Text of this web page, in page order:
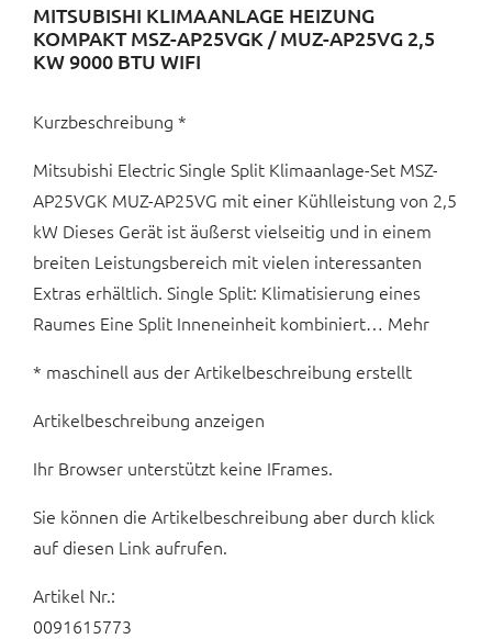
MITSUBISHI KLIMAANLAGE HEIZUNG
KOMPAKT MSZ-AP25VGK / MUZ-AP25VG 2,5
KW 9000 BTU WIFI
Kurzbeschreibung *
Mitsubishi Electric Single Split Klimaanlage-Set MSZ-
AP25VGK MUZ-AP25VG mit einer Kühlleistung von 2,5
kW Dieses Gerät ist äußerst vielseitig und in einem
breiten Leistungsbereich mit vielen interessanten
Extras erhältlich. Single Split: Klimatisierung eines
Raumes Eine Split Inneneinheit kombiniert… Mehr
* maschinell aus der Artikelbeschreibung erstellt
Artikelbeschreibung anzeigen
Ihr Browser unterstützt keine IFrames.
Sie können die Artikelbeschreibung aber durch klick
auf diesen Link aufrufen.
Artikel Nr.:
0091615773